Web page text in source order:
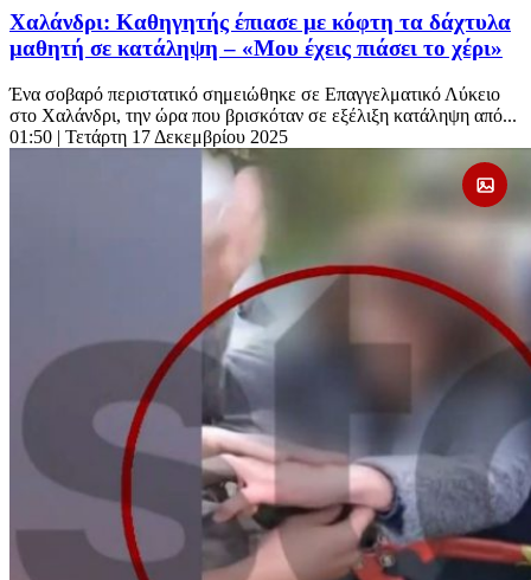
Χαλάνδρι: Καθηγητής έπιασε με κόφτη τα δάχτυλα
μαθητή σε κατάληψη – «Μου έχεις πιάσει το χέρι»
Ένα σοβαρό περιστατικό σημειώθηκε σε Επαγγελματικό Λύκειο
στο Χαλάνδρι, την ώρα που βρισκόταν σε εξέλιξη κατάληψη από...
01:50 | Τετάρτη 17 Δεκεμβρίου 2025